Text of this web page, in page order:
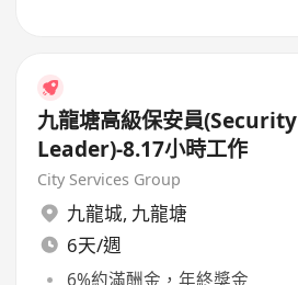
九龍塘高級保安員(Security
Leader)-8.17小時工作
City Services Group
九龍城, 九龍塘
6天/週
6%約滿酬金，年終獎金